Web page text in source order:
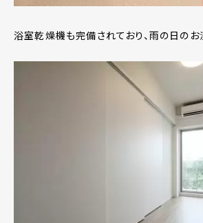
浴室乾燥機も完備されており、雨の日のお